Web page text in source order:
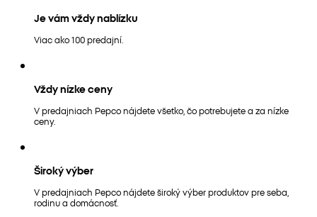
Je vám vždy nablízku
Viac ako 100 predajní.
Vždy nízke ceny
V predajniach Pepco nájdete všetko, čo potrebujete a za nízke
ceny.
Široký výber
V predajniach Pepco nájdete široký výber produktov pre seba,
rodinu a domácnosť.